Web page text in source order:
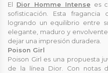
El Dior Homme Intense es
sofisticación. Esta
logrando un equilibrio entre
elegante, maduro y
dejar una impresión duradera.
Poison Girl
Poison Girl es una propuesta
de la línea Dior. Con notas